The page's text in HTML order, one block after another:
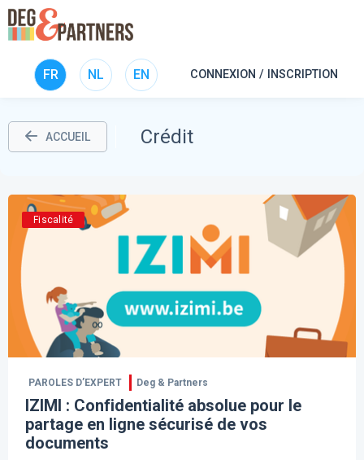
FR NL EN CONNEXION / INSCRIPTION
ACCUEIL Crédit
Fiscalité
PAROLES D’EXPERT Deg & Partners
IZIMI : Confidentialité absolue pour le
partage en ligne sécurisé de vos
documents